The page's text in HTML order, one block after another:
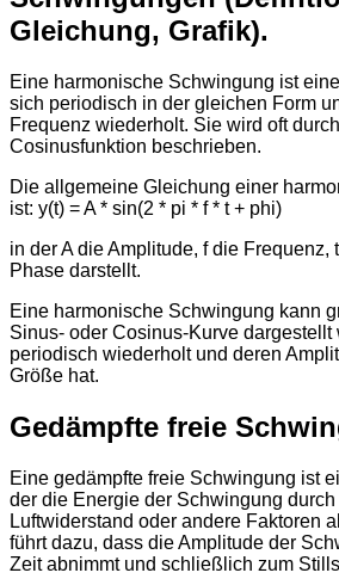
Gleichung, Grafik).
Eine harmonische Schwingung ist
sich periodisch in der gleichen Form
Frequenz wiederholt. Sie wird oft
Cosinusfunktion beschrieben.
Die allgemeine Gleichung einer
ist: y(t) = A * sin(2 * pi * f * t + phi)
in der A die Amplitude, f die Frequenz,
Phase darstellt.
Eine harmonische Schwingung kann
Sinus- oder Cosinus-Kurve dargestellt
periodisch wiederholt und deren
Größe hat.
Gedämpfte freie Schwi
Eine gedämpfte freie Schwingung ist
der die Energie der Schwingung
Luftwiderstand oder andere Faktoren
führt dazu, dass die Amplitude der
Zeit abnimmt und schließlich zum